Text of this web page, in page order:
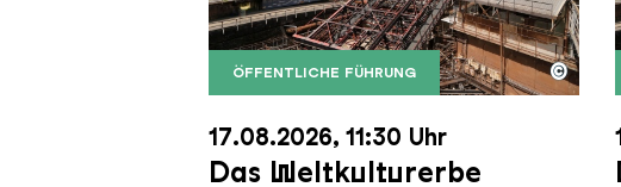
ÖFFENTLICHE FÜHRUNG
Der Erzschrägaufzug der Völklinger
Copyright: Weltkulturerbe Völklinger
©
17.08.2026, 11:30 Uhr
Das Weltkulturerbe